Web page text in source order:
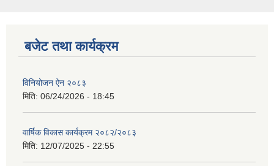
बजेट तथा कार्यक्रम
विनियोजन ऐन २०८३
मिति: 06/24/2026 - 18:45
वार्षिक विकास कार्यक्रम २०८२/२०८३
मिति: 12/07/2025 - 22:55